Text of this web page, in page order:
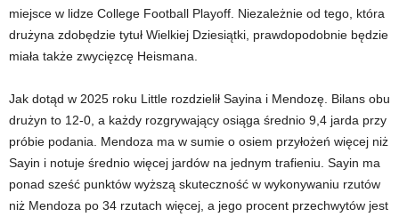
miejsce w lidze College Football Playoff. Niezależnie od tego, która
drużyna zdobędzie tytuł Wielkiej Dziesiątki, prawdopodobnie będzie
miała także zwycięzcę Heismana.
Jak dotąd w 2025 roku Little rozdzielił Sayina i Mendozę. Bilans obu
drużyn to 12-0, a każdy rozgrywający osiąga średnio 9,4 jarda przy
próbie podania. Mendoza ma w sumie o osiem przyłożeń więcej niż
Sayin i notuje średnio więcej jardów na jednym trafieniu. Sayin ma
ponad sześć punktów wyższą skuteczność w wykonywaniu rzutów
niż Mendoza po 34 rzutach więcej, a jego procent przechwytów jest